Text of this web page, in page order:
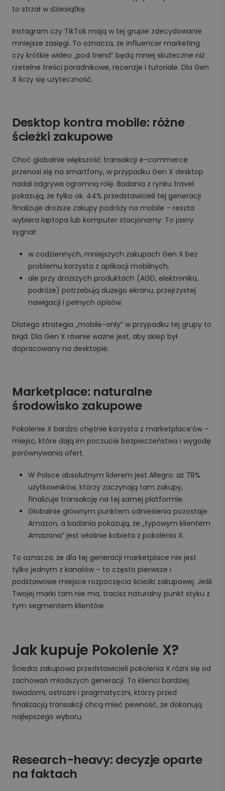
to strzał w dziesiątkę.
Instagram czy TikTok mają w tej grupie zdecydowanie
mniejsze zasięgi. To oznacza, że influencer marketing
czy krótkie wideo „pod trend” będą mniej skuteczne niż
rzetelne treści poradnikowe, recenzje i tutoriale. Dla Gen
X liczy się użyteczność.
Desktop kontra mobile: różne
ścieżki zakupowe
Choć globalnie większość transakcji e-commerce
przenosi się na smartfony, w przypadku Gen X desktop
nadal odgrywa ogromną rolę. Badania z rynku travel
pokazują, że tylko ok. 44% przedstawicieli tej generacji
finalizuje droższe zakupy podróży na mobile – reszta
wybiera laptopa lub komputer stacjonarny. To jasny
sygnał:
w codziennych, mniejszych zakupach Gen X bez
problemu korzysta z aplikacji mobilnych,
ale przy droższych produktach (AGD, elektronika,
podróże) potrzebują dużego ekranu, przejrzystej
nawigacji i pełnych opisów.
Dlatego strategia „mobile-only” w przypadku tej grupy to
błąd. Dla Gen X równie ważne jest, aby sklep był
dopracowany na desktopie.
Marketplace: naturalne
środowisko zakupowe
Pokolenie X bardzo chętnie korzysta z marketplace’ów –
miejsc, które dają im poczucie bezpieczeństwa i wygodę
porównywania ofert.
W Polsce absolutnym liderem jest Allegro: aż 78%
użytkowników, którzy zaczynają tam zakupy,
finalizuje transakcję na tej samej platformie.
Globalnie głównym punktem odniesienia pozostaje
Amazon, a badania pokazują, że „typowym klientem
Amazona” jest właśnie kobieta z pokolenia X.
To oznacza, że dla tej generacji marketplace nie jest
tylko jednym z kanałów – to często pierwsze i
podstawowe miejsce rozpoczęcia ścieżki zakupowej. Jeśli
Twojej marki tam nie ma, tracisz naturalny punkt styku z
tym segmentem klientów.
Jak kupuje Pokolenie X?
Ścieżka zakupowa przedstawicieli pokolenia X różni się od
zachowań młodszych generacji. To klienci bardziej
świadomi, ostrożni i pragmatyczni, którzy przed
finalizacją transakcji chcą mieć pewność, że dokonują
najlepszego wyboru.
Research-heavy: decyzje oparte
na faktach